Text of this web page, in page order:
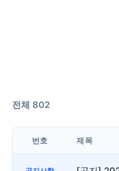
전체 802
번호 제목